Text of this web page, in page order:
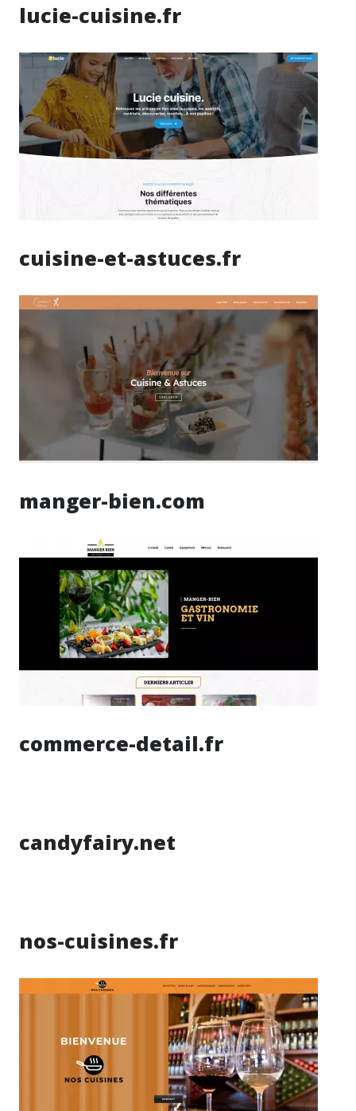
lucie-cuisine.fr
cuisine-et-astuces.fr
manger-bien.com
commerce-detail.fr
candyfairy.net
nos-cuisines.fr